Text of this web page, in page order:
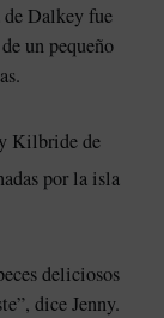
Dalkey fue
un pequeño
Kilbride de
por la isla
deliciosos
dice Jenny.